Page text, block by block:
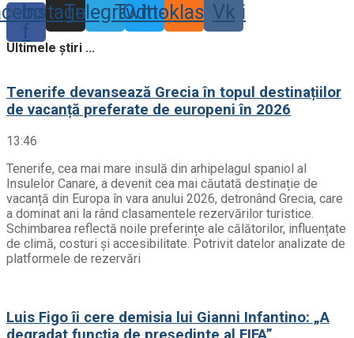
f
Instagram
TelegramTwitter
Odnoklassniki
Vk
Ultimele știri ...
Tenerife devansează Grecia în topul destinațiilor
de vacanță preferate de europeni în 2026
13:46
Tenerife, cea mai mare insulă din arhipelagul spaniol al
Insulelor Canare, a devenit cea mai căutată destinație de
vacanță din Europa în vara anului 2026, detronând Grecia, care
a dominat ani la rând clasamentele rezervărilor turistice.
Schimbarea reflectă noile preferințe ale călătorilor, influențate
de climă, costuri și accesibilitate. Potrivit datelor analizate de
platformele de rezervări
Luis Figo îi cere demisia lui Gianni Infantino: „A